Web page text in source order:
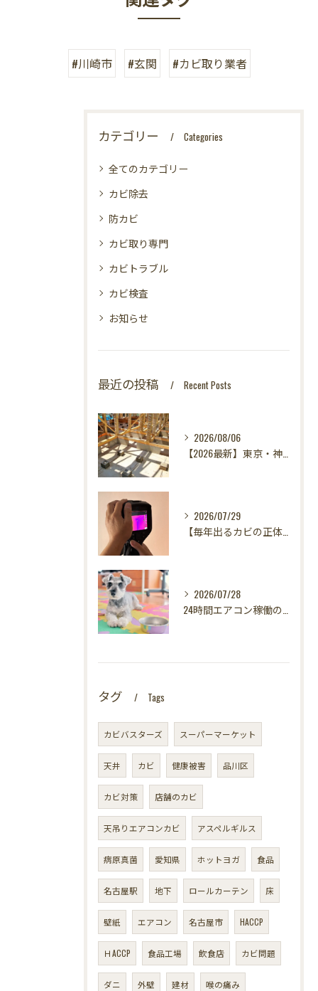
#川崎市 #玄関 #カビ取り業者
カテゴリー Categories
全てのカテゴリー
カビ除去
防カビ
カビ取り専門
カビトラブル
カビ検査
お知らせ
最近の投稿 Recent Posts
2026/08/06
2026/07/29
2026/07/28
タグ Tags
カビバスターズ スーパーマーケット
天井 カビ 健康被害 品川区
カビ対策 店舗のカビ
天吊りエアコンカビ アスペルギルス
病原真菌 愛知県 ホットヨガ 食品
名古屋駅 地下 ロールカーテン 床
壁紙 エアコン 名古屋市 HACCP
ＨACCP 食品工場 飲食店 カビ問題
ダニ 外壁 建材 喉の痛み